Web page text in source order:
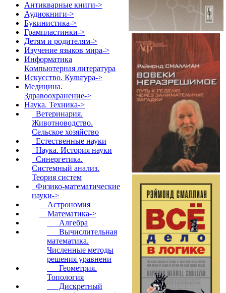
Антикварные книги->
Аудиокниги->
Букинистика->
Грампластинки->
Детям и родителям->
Изучение языков мира->
Информатика
Компьютерная литература
Искусство. Культура->
Медицина.
Здравоохранение->
Наука. Техника->
Ветеринария.
Животноводство.
Сельское хозяйство
Естественные науки
Наука. История науки
Синергетика.
Системный анализ.
Теория систем
Физико-математические
науки->
Астрономия
Математика->
Алгебра
Вычислительная
математика.
Численные методы
решения уравнени
Геометрия.
Топология
Дискретный